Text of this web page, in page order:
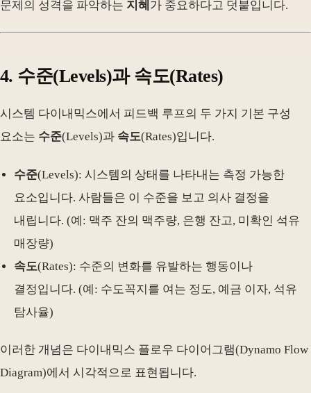
문제의 성격을 파악하는 지혜 가 중요하다고 덧붙입니다.
4. 수준(Levels)과 속도(Rates)
시스템 다이내믹스에서 피드백 루프의 두 가지 기본 구성
요소는 수준(Levels)과 속도(Rates)입니다.
수준(Levels): 시스템의 상태를 나타내는 측정 가능한
요소입니다. 사람들은 이 수준을 보고 의사 결정을
내립니다. (예: 맥주 잔의 맥주량, 은행 잔고, 미확인 석유
매장량)
속도(Rates): 수준의 변화를 유발하는 행동이나
결정입니다. (예: 수도꼭지를 여는 정도, 예금 이자, 석유
탐사율)
이러한 개념은 다이내믹스 플로우 다이어그램(Dynamo Flow
Diagram)에서 시각적으로 표현됩니다.